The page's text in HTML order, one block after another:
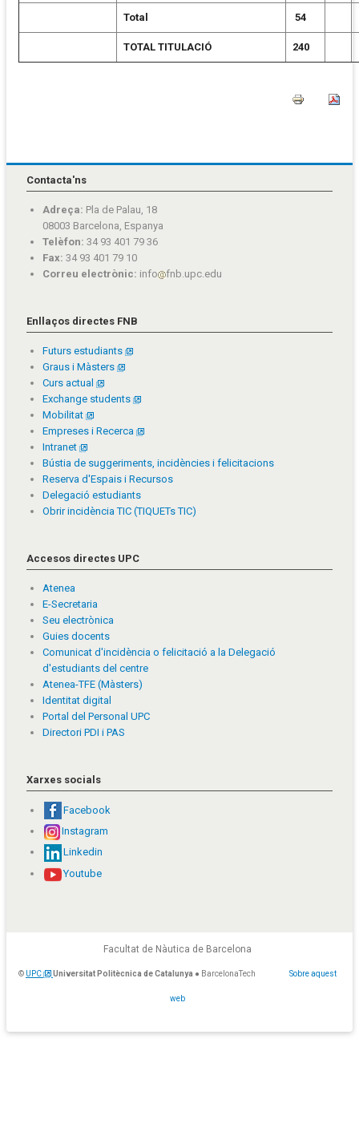
Total 54
TOTAL TITULACIÓ 240
Contacta'ns
Adreça: Pla de Palau, 18
08003 Barcelona, Espanya
Telèfon: 34 93 401 79 36
Fax: 34 93 401 79 10
Correu electrònic: info fnb.upc.edu
Enllaços directes FNB
Futurs estudiants
Graus i Màsters
Curs actual
Exchange students
Mobilitat
Empreses i Recerca
Intranet
Bústia de suggeriments, incidències i felicitacions
Reserva d'Espais i Recursos
Delegació estudiants
Obrir incidència TIC (TIQUETs TIC)
Accesos directes UPC
Atenea
E-Secretaria
Seu electrònica
Guies docents
Comunicat d'incidència o felicitació a la Delegació
d'estudiants del centre
Atenea-TFE (Màsters)
Identitat digital
Portal del Personal UPC
Directori PDI i PAS
Xarxes socials
Facebook
Instagram
Linkedin
Youtube
Facultat de Nàutica de Barcelona
© UPC Universitat Politècnica de Catalunya ● BarcelonaTech Sobre aquest
web